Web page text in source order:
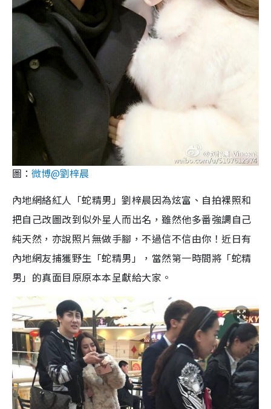
圖： 微博@劉梓晨
內地網絡紅人「蛇精男」劉梓晨因為炫富、自拍裸照和
把自己改圖改到似外星人而出名，雖然他多番強調自己
純天然，亦說照片無做手腳，不過信不信由你！近日有
內地網友捕獲野生「蛇精男」，當然第一時間將「蛇精
男」的真面目原原本本呈獻給大家。